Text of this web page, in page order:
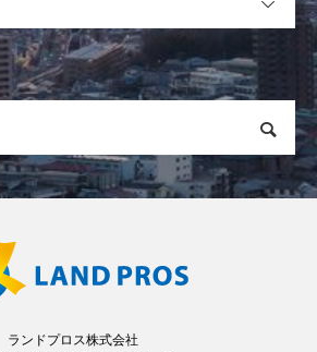
ランドプロス株式会社